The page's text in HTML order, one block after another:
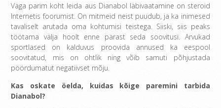
Väga parim koht leida aus Dianabol läbivaatamine on steroid
Internetis foorumist. On mitmeid neist puudub, ja ka inimesed
tavaliselt arutada oma kohtumisi teistega. Siiski, siis peaks
töötama välja hoolt enne pärast seda soovitusi. Arvukad
sportlased on kalduvus proovida annused ka eespool
soovitatud, mis on ohtlik ning võib samuti põhjustada
pöördumatut negatiivset mõju.
Kas oskate öelda, kuidas kõige paremini tarbida
Dianabol?